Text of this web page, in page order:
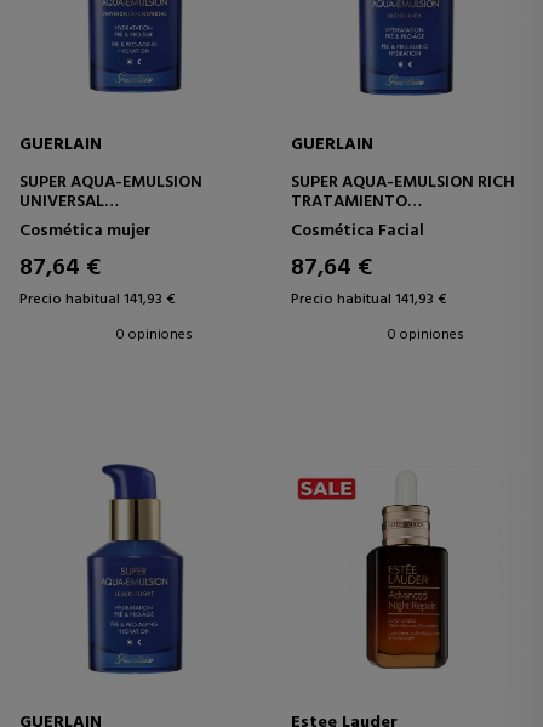
GUERLAIN
SUPER AQUA-EMULSION
UNIVERSAL
TRATAMIENTO
CONCENTRADO HIDRATANTE
Cosmética mujer
87,64 €
Precio habitual 141,93 €
0 opiniones
GUERLAIN
SUPER AQUA-EMULSION RICH
TRATAMIENTO
CONCENTRADO HIDRATANTE
Cosmética Facial
87,64 €
Precio habitual 141,93 €
0 opiniones